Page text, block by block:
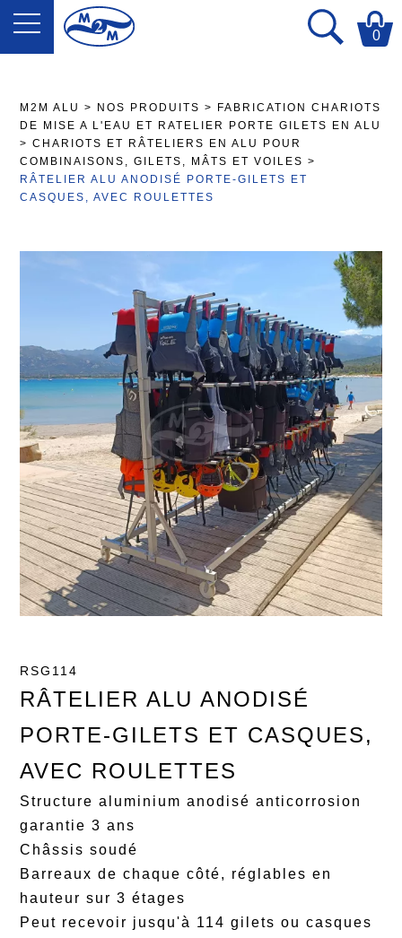
0
M2M ALU > NOS PRODUITS >
FABRICATION CHARIOTS
DE MISE A L'EAU ET RATELIER PORTE GILETS EN ALU
>CHARIOTS ET RÂTELIERS EN ALU POUR
COMBINAISONS, GILETS, MÂTS ET VOILES >
RÂTELIER ALU ANODISÉ PORTE-GILETS ET
CASQUES, AVEC ROULETTES
RSG114
RÂTELIER ALU ANODISÉ
PORTE-GILETS ET CASQUES,
AVEC ROULETTES
Structure aluminium anodisé anticorrosion
garantie 3 ans
Châssis soudé
Barreaux de chaque côté, réglables en
hauteur sur 3 étages
Peut recevoir jusqu'à 114 gilets ou casques